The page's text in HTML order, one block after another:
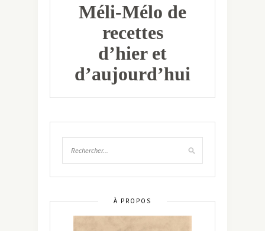
Méli-Mélo de
recettes
d’hier et
d’aujourd’hui
À PROPOS